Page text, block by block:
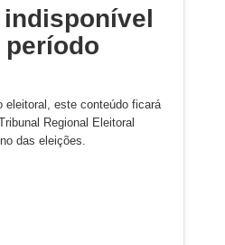
período
eleitoral, este conteúdo ficará
Regional Eleitoral
das eleições.